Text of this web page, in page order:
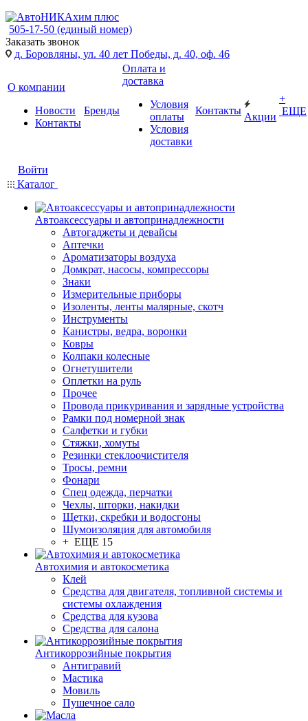
505-17-50 (единый номер)
Заказать звонок
д. Боровляны, ул. 40 лет Победы, д. 40, оф. 46
О компании
Новости
Контакты
Бренды
Оплата и
доставка
Условия
оплаты
Условия
доставки
Контакты
Акции
+
ЕЩЕ
Войти
Каталог
Автоаксессуары и автопринадлежности
Автогаджеты и девайсы
Аптечки
Ароматизаторы воздуха
Домкрат, насосы, компрессоры
Знаки
Измерительные приборы
Изоленты, ленты малярные, скотч
Инструменты
Канистры, ведра, воронки
Ковры
Колпаки колесные
Огнетушители
Оплетки на руль
Прочее
Провода прикуривания и зарядные устройства
Рамки под номерной знак
Салфетки и губки
Стяжки, хомуты
Резинки стеклоочистителя
Тросы, ремни
Фонари
Спец одежда, перчатки
Чехлы, шторки, накидки
Щетки, скребки и водосгоны
Шумоизоляция для автомобиля
+ ЕЩЕ 15
Автохимия и автокосметика
Клей
Средства для двигателя, топливной системы и
системы охлаждения
Средства для кузова
Средства для салона
Антикоррозийные покрытия
Антигравий
Мастика
Мовиль
Пушечное сало